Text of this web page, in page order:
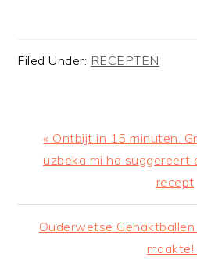
Filed Under: RECEPTEN
Previous
Post:
« Ontbijt in 15 minuten.
uzbeka mi ha suggereert
recept
Next
Ouderwetse Gehaktballen
maakte!